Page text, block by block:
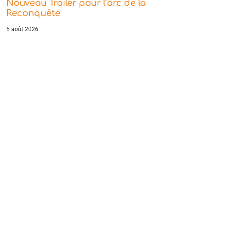
Nouveau Trailer pour l’arc de la
Reconquête
5 août 2026